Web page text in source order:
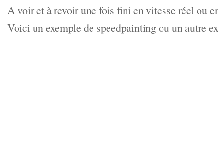
A voir et à revoir une fois fini en vitesse réel ou
Voici unexemple de speedpaintingouun autre